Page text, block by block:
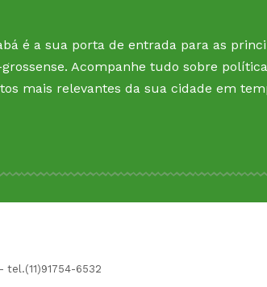
é a sua porta de entrada para as
Acompanhe tudo sobre
mais relevantes da sua cidade em
- tel.(11)91754-6532